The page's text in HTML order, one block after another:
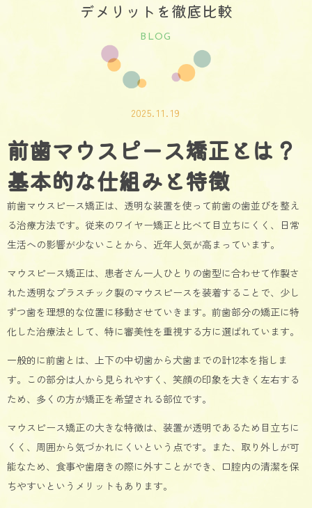
デメリットを徹底比較
BLOG
2025.11.19
前歯マウスピース矯正とは？
基本的な仕組みと特徴
前歯マウスピース矯正は、透明な装置を使って前歯の歯並びを整え
る治療方法です。従来のワイヤー矯正と比べて目立ちにくく、日常
生活への影響が少ないことから、近年人気が高まっています。
マウスピース矯正は、患者さん一人ひとりの歯型に合わせて作製さ
れた透明なプラスチック製のマウスピースを装着することで、少し
ずつ歯を理想的な位置に移動させていきます。前歯部分の矯正に特
化した治療法として、特に審美性を重視する方に選ばれています。
一般的に前歯とは、上下の中切歯から犬歯までの計12本を指しま
す。この部分は人から見られやすく、笑顔の印象を大きく左右する
ため、多くの方が矯正を希望される部位です。
マウスピース矯正の大きな特徴は、装置が透明であるため目立ちに
くく、周囲から気づかれにくいという点です。また、取り外しが可
能なため、食事や歯磨きの際に外すことができ、口腔内の清潔を保
ちやすいというメリットもあります。